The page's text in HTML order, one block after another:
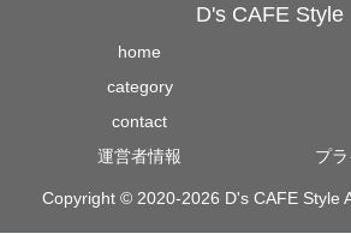
D's CAFE Style
home
category
contact
運営者情報
プ
Copyright © 2020-2026 D's CAFE Style